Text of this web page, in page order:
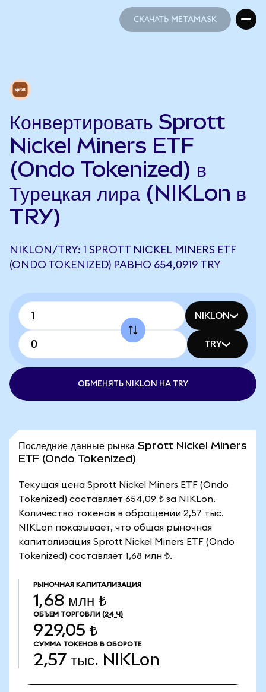
СКАЧАТЬ METAMASK
Конвертировать Sprott
Nickel Miners ETF
(Ondo Tokenized) в
Турецкая лира (NIKLon в
TRY)
NIKLON/TRY: 1 SPROTT NICKEL MINERS ETF
(ONDO TOKENIZED) РАВНО 654,0919 TRY
NIKLON
TRY
ОБМЕНЯТЬ NIKLON НА TRY
Последние данные рынка Sprott Nickel Miners
ETF (Ondo Tokenized)
Текущая цена Sprott Nickel Miners ETF (Ondo
Tokenized) составляет 654,09 ₺ за NIKLon.
Количество токенов в обращении 2,57 тыс.
NIKLon показывает, что общая рыночная
капитализация Sprott Nickel Miners ETF (Ondo
Tokenized) составляет 1,68 млн ₺.
РЫНОЧНАЯ КАПИТАЛИЗАЦИЯ
1,68 млн ₺
ОБЪЕМ ТОРГОВЛИ (24 Ч)
929,05 ₺
СУММА ТОКЕНОВ В ОБОРОТЕ
2,57 тыс. NIKLon